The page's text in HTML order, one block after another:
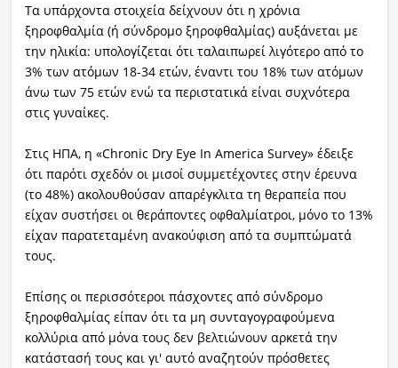
Τα υπάρχοντα στοιχεία δείχνουν ότι η χρόνια
ξηροφθαλμία (ή σύνδρομο ξηροφθαλμίας) αυξάνεται με
την ηλικία: υπολογίζεται ότι ταλαιπωρεί λιγότερο από το
3% των ατόμων 18-34 ετών, έναντι του 18% των ατόμων
άνω των 75 ετών ενώ τα περιστατικά είναι συχνότερα
στις γυναίκες.
Στις ΗΠΑ, η «Chronic Dry Eye In America Survey» έδειξε
ότι παρότι σχεδόν οι μισοί συμμετέχοντες στην έρευνα
(το 48%) ακολουθούσαν απαρέγκλιτα τη θεραπεία που
είχαν συστήσει οι θεράποντες οφθαλμίατροι, μόνο το 13%
είχαν παρατεταμένη ανακούφιση από τα συμπτώματά
τους.
Επίσης οι περισσότεροι πάσχοντες από σύνδρομο
ξηροφθαλμίας είπαν ότι τα μη συνταγογραφούμενα
κολλύρια από μόνα τους δεν βελτιώνουν αρκετά την
κατάστασή τους και γι' αυτό αναζητούν πρόσθετες